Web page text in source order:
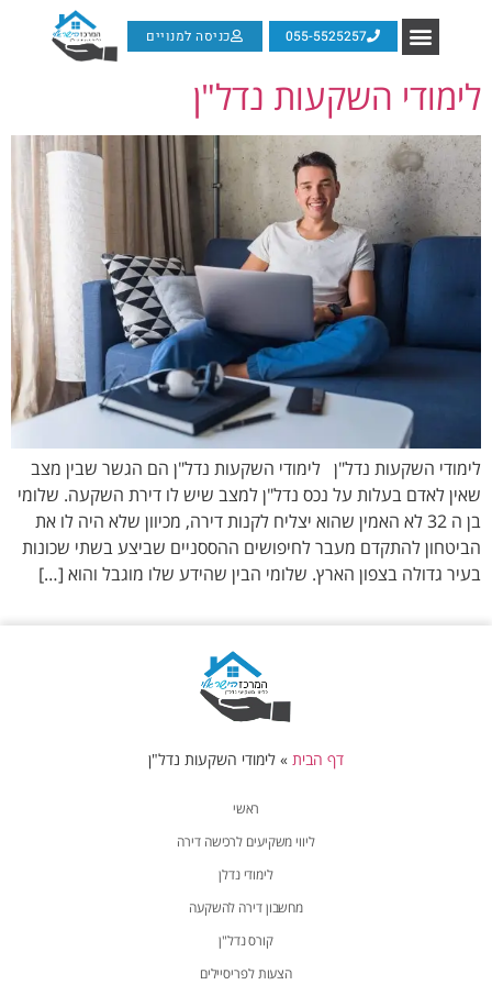
055-5525257 כניסה למנויים
לימודי השקעות נדל"ן
לימודי השקעות נדל"ן לימודי השקעות נדל"ן הם הגשר שבין מצב
שאין לאדם בעלות על נכס נדל"ן למצב שיש לו דירת השקעה. שלומי
בן ה 32 לא האמין שהוא יצליח לקנות דירה, מכיוון שלא היה לו את
הביטחון להתקדם מעבר לחיפושים ההססניים שביצע בשתי שכונות
בעיר גדולה בצפון הארץ. שלומי הבין שהידע שלו מוגבל והוא […]
ראשי
ליווי משקיעים לרכישה דירה
לימודי נדלן
מחשבון דירה להשקעה
קורס נדל"ן
הצעות לפריסיילים
דף הבית » לימודי השקעות נדל"ן